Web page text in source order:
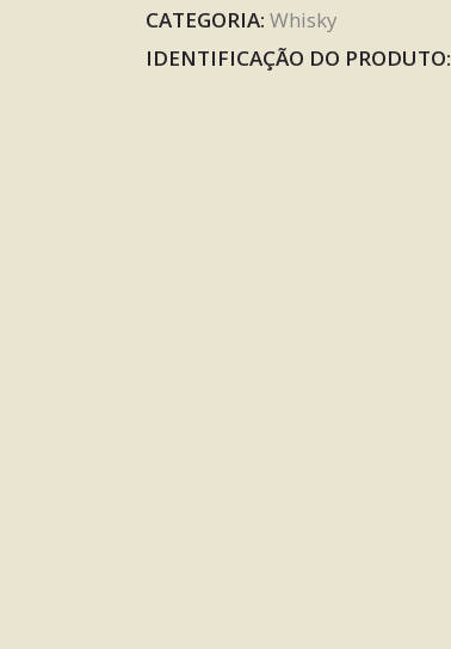
CATEGORIA: Whisky
IDENTIFICAÇÃO DO PRODUTO: